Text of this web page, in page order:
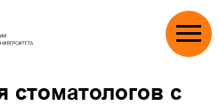
стоматологов с